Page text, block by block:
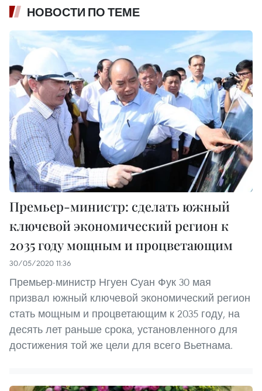
НОВОСТИ ПО ТЕМЕ
Премьер-министр: сделать южный
ключевой экономический регион к
2035 году мощным и процветающим
30/05/2020 11:36
Премьер-министр Нгуен Суан Фук 30 мая
призвал южный ключевой экономический регион
стать мощным и процветающим к 2035 году, на
десять лет раньше срока, установленного для
достижения той же цели для всего Вьетнама.